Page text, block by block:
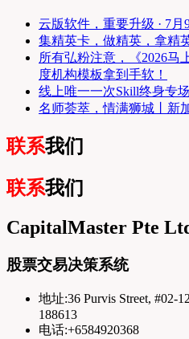
云版软件，重要升级 · 7
集精英卡，做精英，拿精
所有弘粉注意，《2026马
度机构模板拿到手软！
线上唯一一次Skill终身专
名师荟萃，情满狮城丨新
联系我们
联系我们
CapitalMaster Pte
股票交易决策系统
地址:36 Purvis Street, #02-
188613
电话:+6584920368